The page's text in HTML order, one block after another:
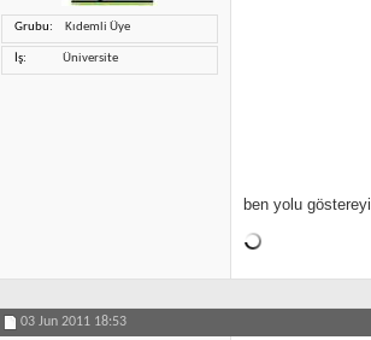
Grubu Kıdemli Üye
İş Üniversite
ben yolu
03 Jun 2011 18:53